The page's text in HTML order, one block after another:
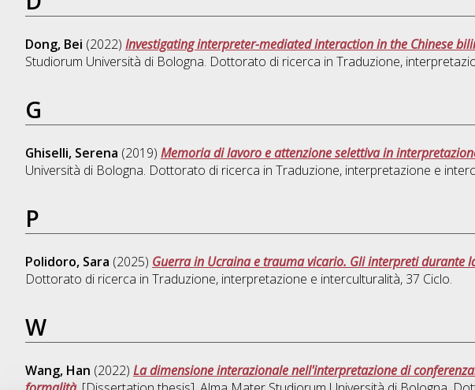
Dong, Bei (2022) Investigating interpreter-mediated interaction in the Chinese
Studiorum Università di Bologna. Dottorato di ricerca in Traduzione,
G
Ghiselli, Serena (2019) Memoria di lavoro e attenzione selettiva in
Università di Bologna. Dottorato di ricerca in Traduzione, interpretazione e
P
Polidoro, Sara (2025) Guerra in Ucraina e trauma vicario. Gli interpreti durante
Dottorato di ricerca in Traduzione, interpretazione e interculturalità, 37 Ciclo.
W
Wang, Han (2022) La dimensione interazionale nell'interpretazione di